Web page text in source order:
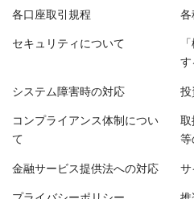
各口座取引規程 各
セキュリティについて
す
システム障害時の対応 投
コンプライアンス体制につい
て
取
等
金融サービス提供法への対応 サ